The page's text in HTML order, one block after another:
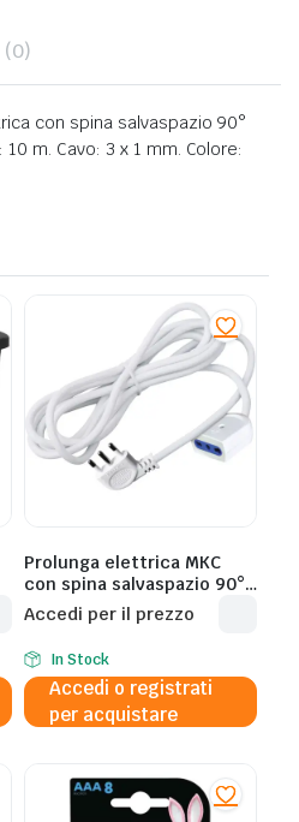
(0)
con spina salvaspazio 90°
m. Cavo: 3 x 1 mm. Colore:
Prolunga elettrica MKC
con spina salvaspazio 90°
presa bipasso 10/16A – 10
m – 492517394
Accedi per il prezzo
In Stock
Accedi o registrati
per acquistare